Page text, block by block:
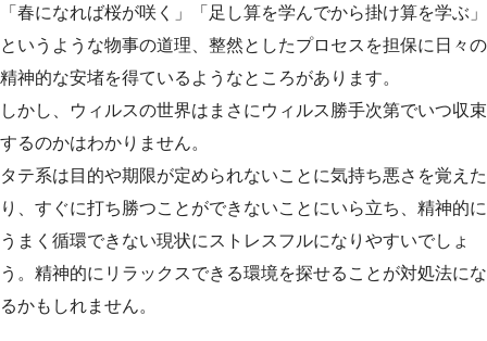
「春になれば桜が咲く」「足し算を学んでから掛け算を学ぶ」
というような物事の道理、整然としたプロセスを担保に日々の
精神的な安堵を得ているようなところがあります。
しかし、ウィルスの世界はまさにウィルス勝手次第でいつ収束
するのかはわかりません。
タテ系は目的や期限が定められないことに気持ち悪さを覚えた
り、すぐに打ち勝つことができないことにいら立ち、精神的に
うまく循環できない現状にストレスフルになりやすいでしょ
う。精神的にリラックスできる環境を探せることが対処法にな
るかもしれません。